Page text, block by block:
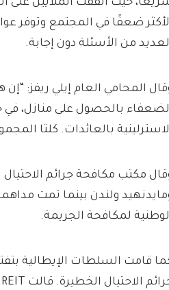
حيث أنفقت الملايين على
ضعفًا في المجتمع وتوفر
من الأسئلة دون إجابة.
المحامي العام إيلي ريفز:
بالحصول على منازل، في
بالعائدات. كلتا
مكتب مكافحة جرائم
ولندن بينما تمت
لمكافحة الجريمة.
قامت السلطات الإيطالية